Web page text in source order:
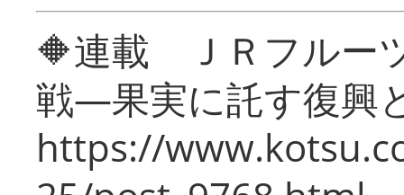
🔶連載 ＪＲフルー
戦―果実に託す復興
https://